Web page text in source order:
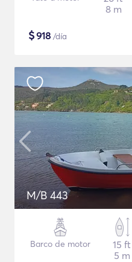
8 m
$918 /día
M/B 443
Barco de motor
15 ft
5 m